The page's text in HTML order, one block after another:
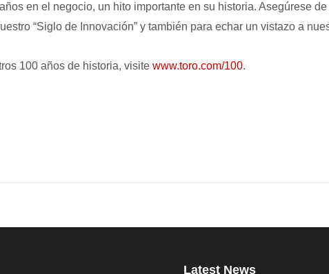
en el negocio, un hito importante en su historia. Asegúrese
“Siglo de Innovación” y también para echar un vistazo a
100 años de historia, visite www.toro.com/100.
Latest News